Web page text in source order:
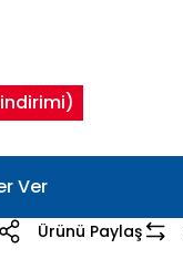
Ver
Ürünü Paylaş